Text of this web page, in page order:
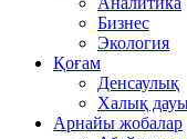
Бизнес
Экология
Қоғам
Денсаулық
Халық
Арнайы жобалар